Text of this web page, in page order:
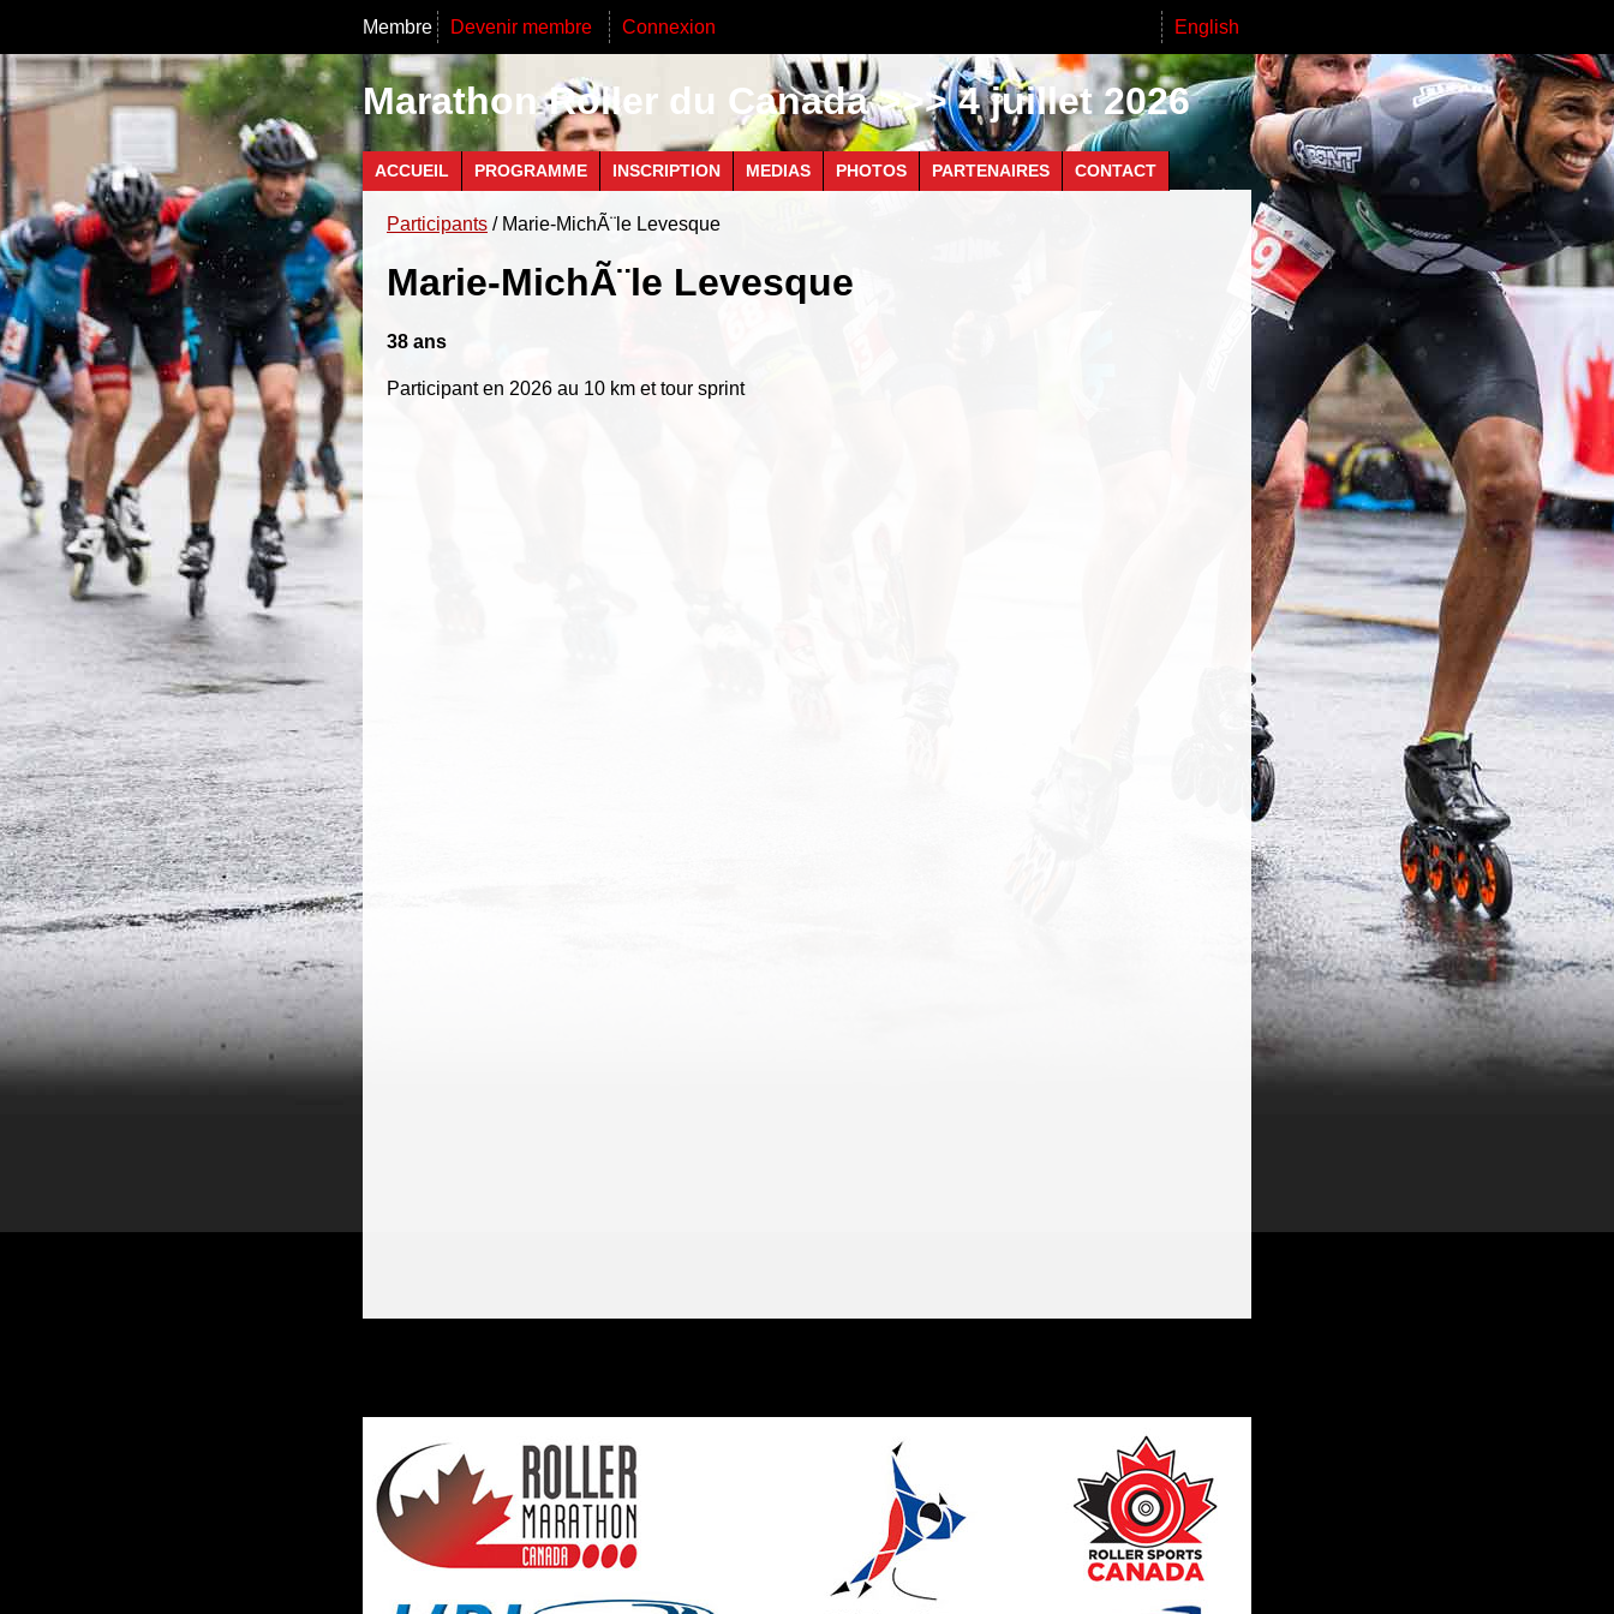
Membre Devenir membre Connexion English
Marathon Roller du Canada >>> 4 juillet 2026
ACCUEIL PROGRAMME INSCRIPTION MEDIAS PHOTOS PARTENAIRES CONTACT
Participants / Marie-MichÃ¨le Levesque
Marie-MichÃ¨le Levesque
38 ans
Participant en 2026 au 10 km et tour sprint